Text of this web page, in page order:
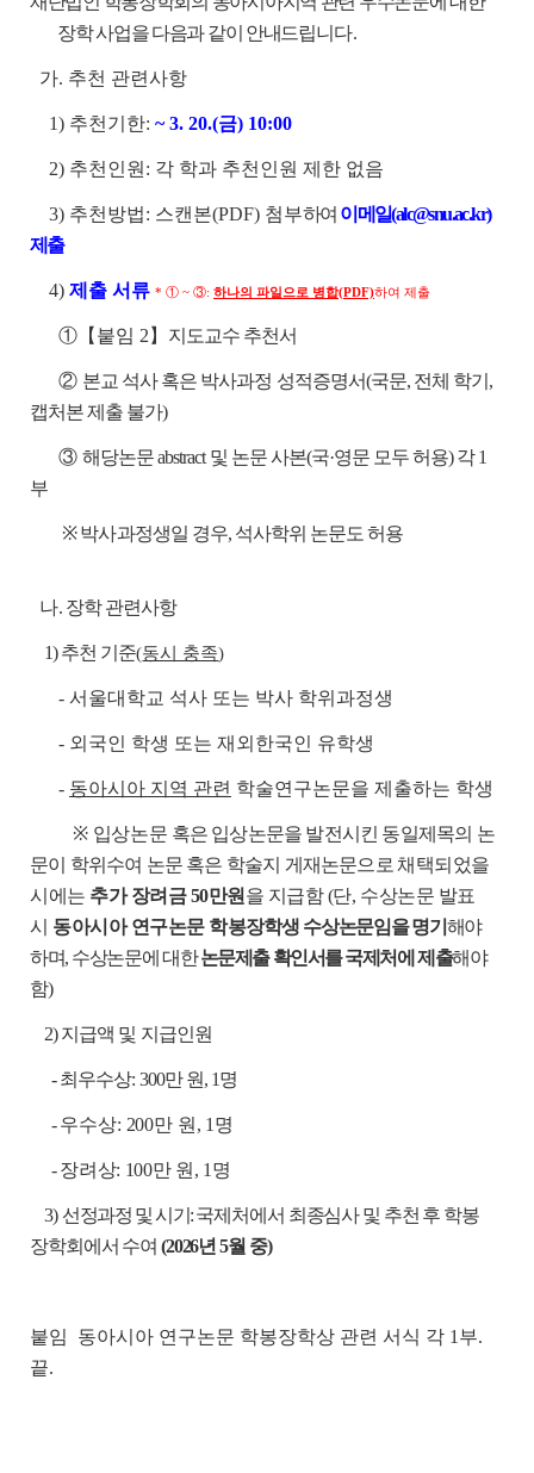
장학 사업을 다음과 같이 안내드립니다.
가. 추천 관련사항
1) 추천기한: ~ 3. 20.(금) 10:00
2) 추천인원: 각 학과 추천인원 제한 없음
3) 추천방법: 스캔본(PDF) 첨부하여 이메일(alc@snu.ac.kr)
제출
4) 제출 서류 * ① ~ ③: 하나의 파일으로 병합(PDF)하여 제출
①【붙임 2】 지도교수 추천서
② 본교 석사 혹은 박사과정 성적증명서(국문, 전체 학기,
캡처본 제출 불가)
③ 해당논문 abstract 및 논문 사본(국·영문 모두 허용) 각 1
부
※ 박사과정생일 경우, 석사학위 논문도 허용
나. 장학 관련사항
1) 추천 기준(동시 충족)
- 서울대학교 석사 또는 박사 학위과정생
- 외국인 학생 또는 재외한국인 유학생
- 동아시아 지역 관련 학술연구논문을 제출하는 학생
※ 입상논문 혹은 입상논문을 발전시킨 동일제목의 논
문이 학위수여 논문 혹은 학술지 게재논문으로 채택되었을
시에는 추가 장려금 50만원 을 지급함 (단, 수상논문 발표
시 동아시아 연구논문 학봉장학생 수상논문임을 명기 해야
하며, 수상논문에 대한논문제출 확인서를 국제처에 제출해야
함)
2) 지급액 및 지급인원
- 최우수상: 300만 원, 1명
-우수상: 200만 원, 1명
-장려상: 100만 원, 1명
3) 선정과정 및 시기:국제처에서 최종심사 및 추천 후 학봉
장학회에서 수여 (2026년 5월 중)
붙임 동아시아 연구논문 학봉장학상 관련 서식 각 1부.
끝.